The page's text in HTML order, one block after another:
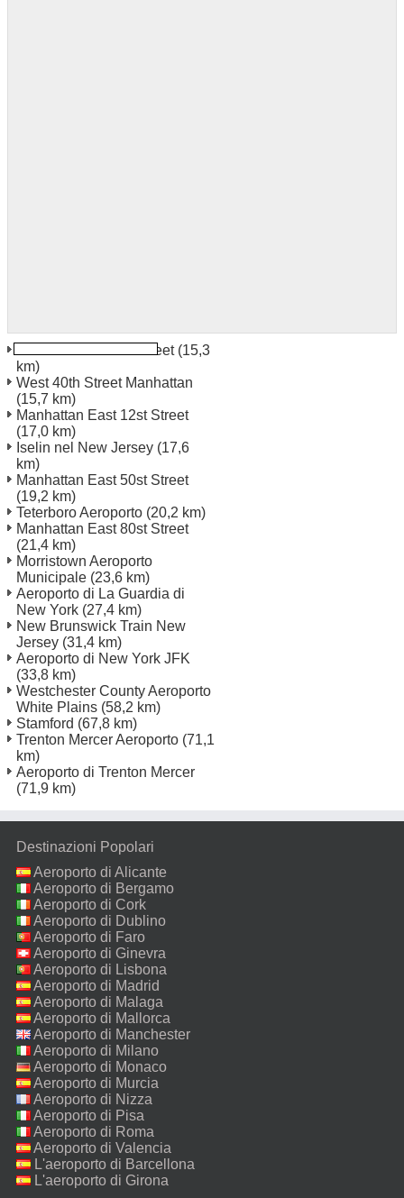
New York Charles Street(15,3
km)
West 40th Street Manhattan
(15,7 km)
Manhattan East 12st Street
(17,0 km)
Iselin nel New Jersey (17,6
km)
Manhattan East 50st Street
(19,2 km)
Teterboro Aeroporto (20,2 km)
Manhattan East 80st Street
(21,4 km)
Morristown Aeroporto
Municipale (23,6 km)
Aeroporto di La Guardia di
New York (27,4 km)
New Brunswick Train New
Jersey (31,4 km)
Aeroporto di New York JFK
(33,8 km)
Westchester County Aeroporto
White Plains (58,2 km)
Stamford (67,8 km)
Trenton Mercer Aeroporto (71,1
km)
Aeroporto di Trenton Mercer
(71,9 km)
Destinazioni Popolari
Aeroporto di Alicante
Aeroporto di Bergamo
Aeroporto di Cork
Aeroporto di Dublino
Aeroporto di Faro
Aeroporto di Ginevra
Aeroporto di Lisbona
Aeroporto di Madrid
Aeroporto di Malaga
Aeroporto di Mallorca
Aeroporto di Manchester
Aeroporto di Milano
Malpensa
Aeroporto di Monaco
Aeroporto di Murcia
Aeroporto di Nizza
Aeroporto di Pisa
Aeroporto di Roma
Fiumicino
Aeroporto di Valencia
L'aeroporto di Barcellona
L'aeroporto di Girona